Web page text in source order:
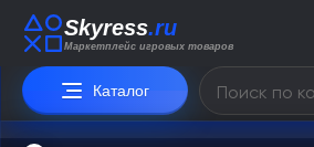
Skyress.ru
Маркетплейс игровых товаров
Каталог